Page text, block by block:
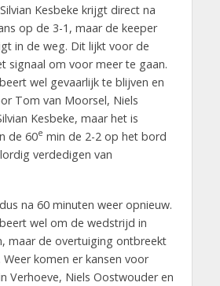
Kesbeke krijgt direct na
op de 3-1, maar de keeper
in de weg. Dit lijkt voor de
signaal om voor meer te gaan.
wel gevaarlijk te blijven en
Tom van Moorsel, Niels
Kesbeke, maar het is
de 60e min de 2-2 op het bord
verdedigen van
na 60 minuten weer opnieuw.
wel om de wedstrijd in
maar de overtuiging ontbreekt
komen er kansen voor
Verhoeve, Niels Oostwouder en